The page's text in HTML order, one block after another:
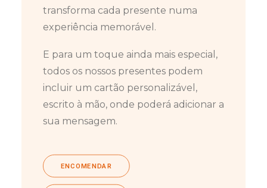
transforma cada presente numa
experiência memorável.
E para um toque ainda mais especial,
todos os nossos presentes podem
incluir um cartão personalizável,
escrito à mão, onde poderá adicionar a
sua mensagem.
ENCOMENDAR